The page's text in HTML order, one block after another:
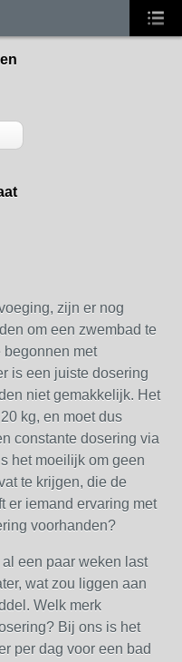
zijn er nog
om een zwembad te
met
is een juiste dosering
niet gemakkelijk. Het
kg, en moet dus
constante dosering via
het moeilijk om geen
te krijgen, die de
er iemand ervaring met
voorhanden?
een paar weken last
wat zou liggen aan
Welk merk
Bij ons is het
per dag voor een bad